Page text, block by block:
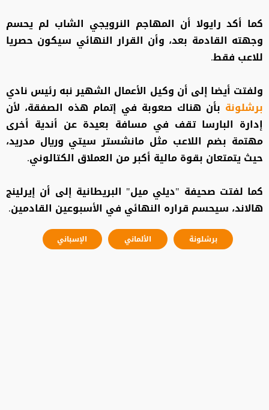
كما أكد رايولا أن المهاجم النرويجي الشاب لم يحسم
وجهته القادمة بعد، وأن القرار النهائي سيكون حصريا
للاعب فقط.
ولفتت أيضا إلى أن وكيل الأعمال الشهير نبه رئيس نادي
برشلونة بأن هناك صعوبة في إتمام هذه الصفقة، لأن
إدارة البارسا تقف في مسافة بعيدة عن أندية أخرى
مهتمة بضم اللاعب مثل مانشستر سيتي وريال مدريد،
حيث يتمتعان بقوة مالية أكبر من العملاق الكتالوني.
كما لفتت صحيفة "ديلي ميل" البريطانية إلى أن إيرلينج
هالاند، سيحسم قراره النهائي في الأسبوعين القادمين.
برشلونة الألماني الإسباني